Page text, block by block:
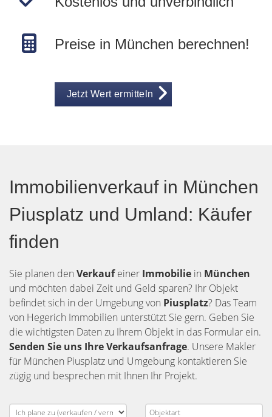
Preise in München berechnen!
Jetzt Wert ermitteln
Immobilienverkauf in München
Piusplatz und Umland: Käufer
finden
Sie planen den Verkaufeiner Immobilie in München
und möchten dabei Zeit und Geld sparen? Ihr Objekt
befindet sich in der Umgebung von Piusplatz? Das Team
von Hegerich Immobilien unterstützt Sie gern. Geben Sie
die wichtigsten Daten zu Ihrem Objekt in das Formular ein.
Senden Sie uns Ihre Verkaufsanfrage. Unsere Makler
für München Piusplatz und Umgebung kontaktieren Sie
zügig und besprechen mit Ihnen Ihr Projekt.